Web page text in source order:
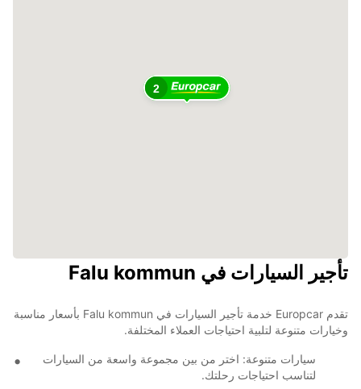
2
تأجير السيارات في Falu kommun
تقدم Europcar خدمة تأجير السيارات في Falu kommun بأسعار مناسبة
وخيارات متنوعة لتلبية احتياجات العملاء المختلفة.
سيارات متنوعة: اختر من بين مجموعة واسعة من السيارات
لتناسب احتياجات رحلتك.